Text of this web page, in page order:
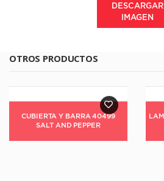
DESCARGAR
IMAGEN
OTROS PRODUCTOS
LAMINADO PLÁSTICO MERINO-
27169 LEAD GREY